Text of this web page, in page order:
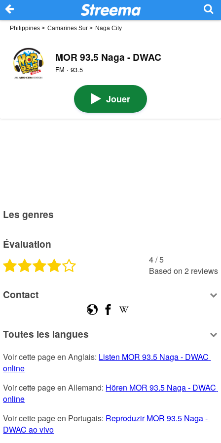
Philippines > Camarines Sur > Naga City
MOR 93.5 Naga - DWAC
FM · 93.5
Jouer
Les genres
Évaluation
4 /5
Based on 2 reviews
Contact
Toutes les langues
Voir cette page en Anglais: Listen MOR 93.5 Naga - DWAC
online
Voir cette page en Allemand: Hören MOR 93.5 Naga - DWAC
online
Voir cette page en Portugais: Reproduzir MOR 93.5 Naga -
DWAC ao vivo